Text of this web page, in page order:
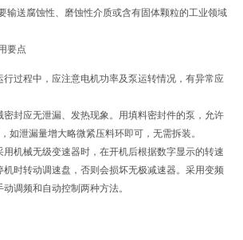
输送腐蚀性、磨蚀性介质或含有固体颗粒的工业领域
要点
行过程中，应注意电机功率及泵运转情况，有异常应
密封应无泄漏、发热现象。用填料密封件的泵，允许
如泄漏量增大略微紧压料环即可，无需拆装。
用机械无级变速器时，在开机后根据数字显示的转速
机时转动调速盘，否则会损坏无极减速器。采用变频
调频和自动控制两种方法。